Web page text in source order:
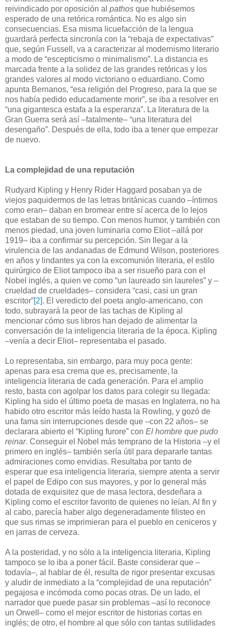
reivindicado por oposición al pathos que hubiésemos
esperado de una retórica romántica. No es algo sin
consecuencias. Esa misma licuefacción de la lengua
guardará perfecta sincronía con la “rebaja de expectativas”
que, según Fussell, va a caracterizar al modernismo literario
a modo de “escepticismo o minimalismo”. La distancia es
marcada frente a la solidez de las grandes retóricas y los
grandes valores al modo victoriano o eduardiano. Como
apunta Bernanos, “esa religión del Progreso, para la que se
nos había pedido educadamente morir”, se iba a resolver en
“una gigantesca estafa a la esperanza”. La literatura de la
Gran Guerra será así –fatalmente– “una literatura del
desengaño”. Después de ella, todo iba a tener que empezar
de nuevo.
La complejidad de una reputación
Rudyard Kipling y Henry Rider Haggard posaban ya de
viejos paquidermos de las letras británicas cuando –íntimos
como eran– daban en bromear entre sí acerca de lo lejos
que estaban de su tiempo. Con menos humor, y también con
menos piedad, una joven luminaria como Eliot –allá por
1919– iba a confirmar su percepción. Sin llegar a la
virulencia de las andanadas de Edmund Wilson, posteriores
en años y lindantes ya con la excomunión literaria, el estilo
quirúrgico de Eliot tampoco iba a ser risueño para con el
Nobel inglés, a quien ve como “un laureado sin laureles” y –
crueldad de crueldades– considera “casi, casi un gran
escritor”[2]. El veredicto del poeta anglo-americano, con
todo, subrayará la peor de las tachas de Kipling al
mencionar cómo sus libros han dejado de alimentar la
conversación de la inteligencia literaria de la época. Kipling
–venía a decir Eliot– representaba el pasado.
Lo representaba, sin embargo, para muy poca gente:
apenas para esa crema que es, precisamente, la
inteligencia literaria de cada generación. Para el amplio
resto, basta con agolpar los datos para colegir su llegada:
Kipling ha sido el último poeta de masas en Inglaterra, no ha
habido otro escritor más leído hasta la Rowling, y gozó de
una fama sin interrupciones desde que –con 22 años– se
declarara abierto el “Kipling furore” con El hombre que pudo
reinar. Conseguir el Nobel más temprano de la Historia –y el
primero en inglés– también sería útil para depararle tantas
admiraciones como envidias. Resultaba por tanto de
esperar que esa inteligencia literaria, siempre atenta a servir
el papel de Edipo con sus mayores, y por lo general más
dotada de exquisitez que de masa lectora, desdeñara a
Kipling como el escritor favorito de quienes no leían. Al fin y
al cabo, parecía haber algo degeneradamente filisteo en
que sus rimas se imprimieran para el pueblo en ceniceros y
en jarras de cerveza.
A la posteridad, y no sólo a la inteligencia literaria, Kipling
tampoco se lo iba a poner fácil. Baste considerar que –
todavía–, al hablar de él, resulta de rigor presentar excusas
y aludir de inmediato a la “complejidad de una reputación”
pegajosa e incómoda como pocas otras. De un lado, el
narrador que puede pasar sin problemas –así lo reconoce
un Orwell– como el mejor escritor de historias cortas en
inglés; de otro, el hombre al que sólo con tantas sutilidades